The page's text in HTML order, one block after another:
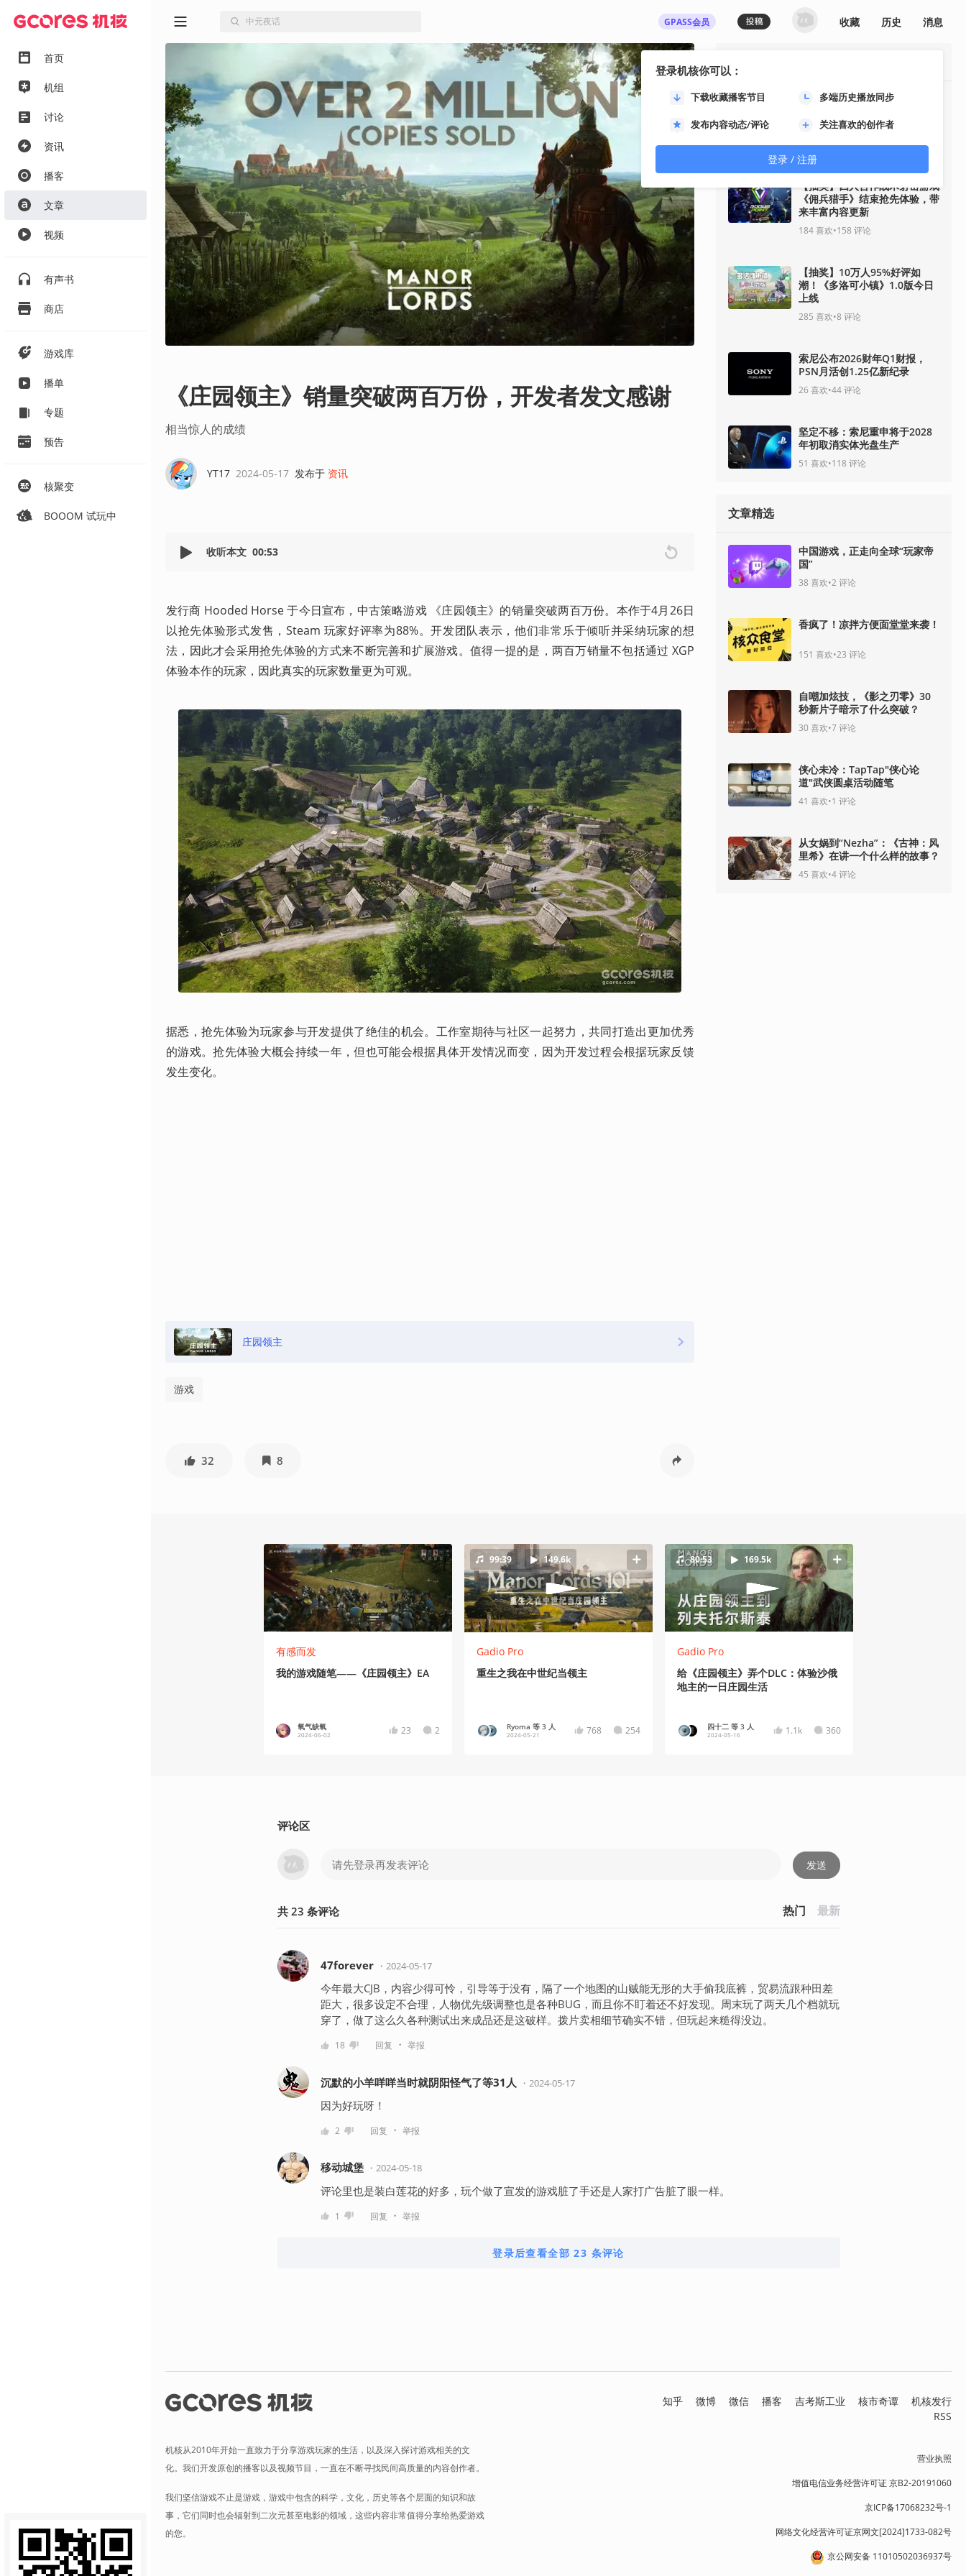
首页
机组
讨论
资讯
播客
文章
视频
有声书
商店
游戏库
播单
专题
预告
核聚变
BOOOM 试玩中
GPASS会员
登录机核你可以：
下载收藏播客节目 多端历史播放同步
发布内容动态/评论 关注喜欢的创作者
登录 / 注册
收藏 历史 消息
《庄园领主》销量突破两百万份，开发者发文感谢
相当惊人的成绩
YT17 2024-05-17 发布于 资讯
收听本文 00:53
发行商 Hooded Horse 于今日宣布，中古策略游戏 《庄园领主》的销量突破两百万份。本作于4月26日
以抢先体验形式发售，Steam 玩家好评率为88%。开发团队表示，他们非常乐于倾听并采纳玩家的想
法，因此才会采用抢先体验的方式来不断完善和扩展游戏。值得一提的是，两百万销量不包括通过 XGP
体验本作的玩家，因此真实的玩家数量更为可观。
据悉，抢先体验为玩家参与开发提供了绝佳的机会。工作室期待与社区一起努力，共同打造出更加优秀
的游戏。抢先体验大概会持续一年，但也可能会根据具体开发情况而变，因为开发过程会根据玩家反馈
发生变化。
庄园领主
游戏
32 8
最热资讯
《影之刃零》8月12日开启预
晓！
91喜欢•33评论
【抽奖】四人合作战术射击游戏
《佣兵猎手》结束抢先体验，带
来丰富内容更新
184喜欢•158 评论
【抽奖】10万人95%好评如
潮！《多洛可小镇》1.0版今日
上线
285 喜欢•8 评论
索尼公布2026财年Q1财报，
PSN月活创1.25亿新纪录
26喜欢•44评论
坚定不移：索尼重申将于2028
年初取消实体光盘生产
51 喜欢•118 评论
文章精选
中国游戏，正走向全球“玩家帝
国”
38 喜欢•2 评论
香疯了！凉拌方便面堂堂来袭！
151 喜欢•23 评论
自嘲加炫技，《影之刃零》30
秒新片子暗示了什么突破？
30喜欢•7评论
侠心未冷：TapTap"侠心论
道"武侠圆桌活动随笔
41 喜欢•1 评论
从女娲到“Nezha”：《古神：风
里希》在讲一个什么样的故事？
45 喜欢•4评论
有感而发
我的游戏随笔——《庄园领主》EA
氧气缺氧
2024-06-02 23 2
99:39 149.6k
Gadio Pro
重生之我在中世纪当领主
Ryoma 等 3 人
2024-05-21 768 254
80:53 169.5k
Gadio Pro
给《庄园领主》弄个DLC：体验沙俄
地主的一日庄园生活
四十二 等 3 人
2024-05-16 1.1k 360
评论区
发送
共 23 条评论 热门 最新
47forever ・ 2024-05-17
今年最大CJB，内容少得可怜，引导等于没有，隔了一个地图的山贼能无形的大手偷我底裤，贸易流跟种田差
距大，很多设定不合理，人物优先级调整也是各种BUG，而且你不盯着还不好发现。周末玩了两天几个档就玩
穿了，做了这么久各种测试出来成品还是这破样。拨片卖相细节确实不错，但玩起来糙得没边。
18 回复 ・ 举报
沉默的小羊咩咩当时就阴阳怪气了等31人 ・ 2024-05-17
因为好玩呀！
2 回复 ・ 举报
移动城堡 ・ 2024-05-18
评论里也是装白莲花的好多，玩个做了宣发的游戏脏了手还是人家打广告脏了眼一样。
1 回复 ・ 举报
登录后查看全部 23 条评论
机核从2010年开始一直致力于分享游戏玩家的生活，以及深入探讨游戏相关的文
化。我们开发原创的播客以及视频节目，一直在不断寻找民间高质量的内容创作者。
我们坚信游戏不止是游戏，游戏中包含的科学，文化，历史等各个层面的知识和故
事，它们同时也会辐射到二次元甚至电影的领域，这些内容非常值得分享给热爱游戏
的您。
知乎 微博 微信 播客 吉考斯工业 核市奇谭
机核发行
RSS
营业执照
增值电信业务经营许可证 京B2-20191060
京ICP备17068232号-1
网络文化经营许可证京网文[2024]1733-082号
京公网安备 11010502036937号